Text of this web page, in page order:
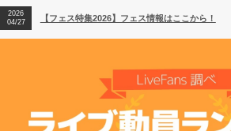
2026
04/27
【フェス特集2026】フェス情報はここから！
2026